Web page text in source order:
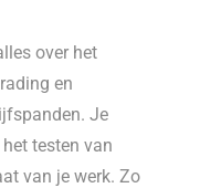
over het
en
Je
testen van
van je werk. Zo